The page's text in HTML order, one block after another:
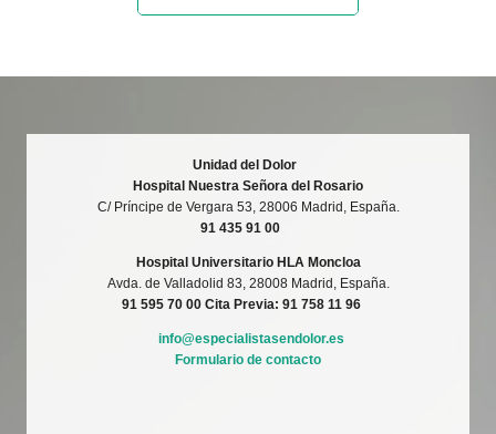
Unidad del Dolor
Hospital Nuestra Señora del Rosario
C/ Príncipe de Vergara 53, 28006 Madrid, España.
91 435 91 00
Hospital Universitario HLA Moncloa
Avda. de Valladolid 83, 28008 Madrid, España.
91 595 70 00 Cita Previa: 91 758 11 96
info@especialistasendolor.es
Formulario de contacto